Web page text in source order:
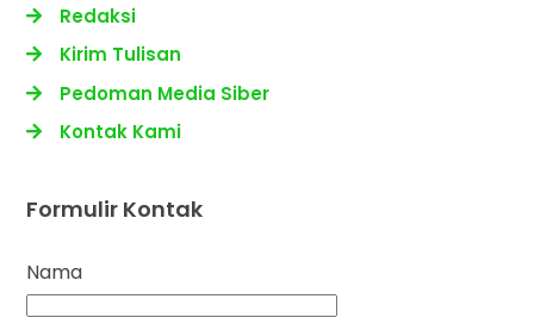
Redaksi
Kirim Tulisan
Pedoman Media Siber
Kontak Kami
Formulir Kontak
Nama